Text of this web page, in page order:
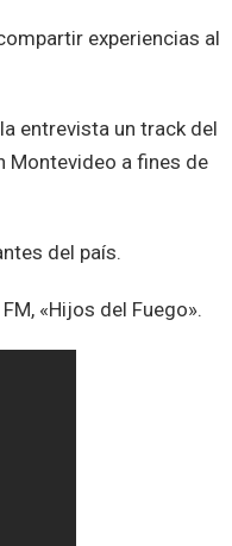
experiencias al
entrevista un track del
Montevideo a fines de
del país.
«Hijos del Fuego».